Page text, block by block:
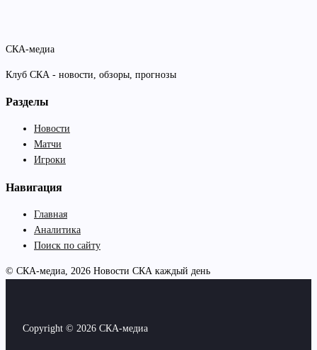
СКА-медиа
Клуб СКА - новости, обзоры, прогнозы
Разделы
Новости
Матчи
Игроки
Навигация
Главная
Аналитика
Поиск по сайту
© СКА-медиа, 2026 Новости СКА каждый день
Copyright © 2026 СКА-медиа